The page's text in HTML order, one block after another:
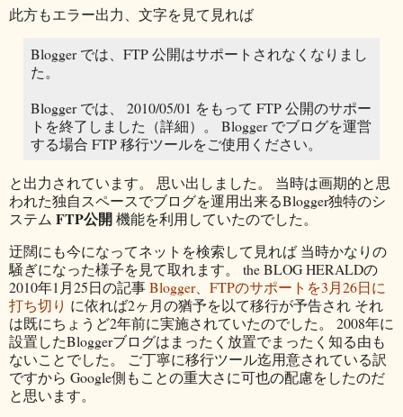
此方もエラー出力、文字を見て見れば
Blogger では、FTP 公開はサポートされなくなりまし
た。
Blogger では、 2010/05/01 をもって FTP 公開のサポー
トを終了しました（詳細）。 Blogger でブログを運営
する場合 FTP 移行ツールをご使用ください。
と出力されています。 思い出しました。 当時は画期的と思
われた独自スペースでブログを運用出来るBlogger独特のシ
ステム FTP公開機能を利用していたのでした。
迂闊にも今になってネットを検索して見れば 当時かなりの
騒ぎになった様子を見て取れます。 the BLOG HERALDの
2010年1月25日の記事Blogger、FTPのサポートを3月26日に
打ち切り に依れば2ヶ月の猶予を以て移行が予告され それ
は既にちょうど2年前に実施されていたのでした。 2008年に
設置したBloggerブログはまったく放置でまったく知る由も
ないことでした。 ご丁寧に移行ツール迄用意されている訳
ですから Google側もことの重大さに可也の配慮をしたのだ
と思います。